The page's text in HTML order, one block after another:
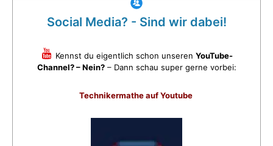
Social Media? - Sind wir dabei!
Kennst du eigentlich schon unseren YouTube-
Channel? – Nein?– Dann schau super gerne vorbei:
Technikermathe auf Youtube